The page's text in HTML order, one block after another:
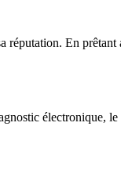
En prêtant
électronique,